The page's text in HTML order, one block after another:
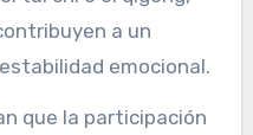
a un
emocional.
que la participación